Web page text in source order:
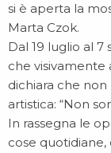
si è aperta la
Marta Czok.
Dal 19 luglio al
che visivamente
dichiara che
artistica: “Non
In rassegna le
cose